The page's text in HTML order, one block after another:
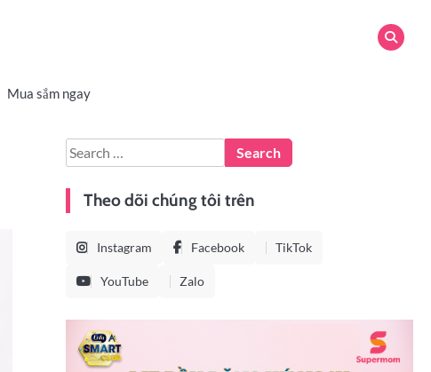
Mua sắm ngay
Theo dõi chúng tôi trên
Instagram Facebook TikTok
YouTube Zalo